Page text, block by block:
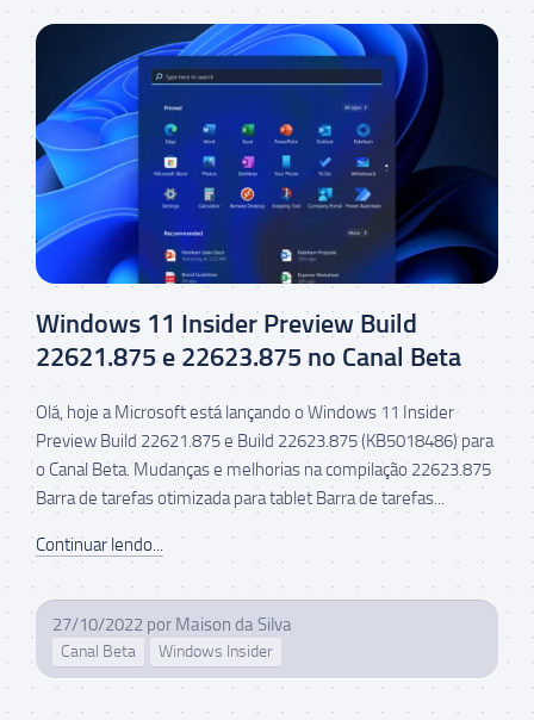
Windows 11 Insider Preview Build
22621.875 e 22623.875 no Canal Beta
Olá, hoje a Microsoft está lançando o Windows 11 Insider
Preview Build 22621.875 e Build 22623.875 (KB5018486) para
o Canal Beta. Mudanças e melhorias na compilação 22623.875
Barra de tarefas otimizada para tablet Barra de tarefas...
Continuar lendo...
27/10/2022 por Maison da Silva
Canal Beta Windows Insider